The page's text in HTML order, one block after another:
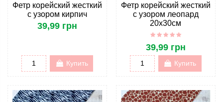
Фетр корейский жесткий
с узором кирпич
39,99 грн
Купить
Фетр корейский жесткий
с узором леопард
20х30см
39,99 грн
Купить